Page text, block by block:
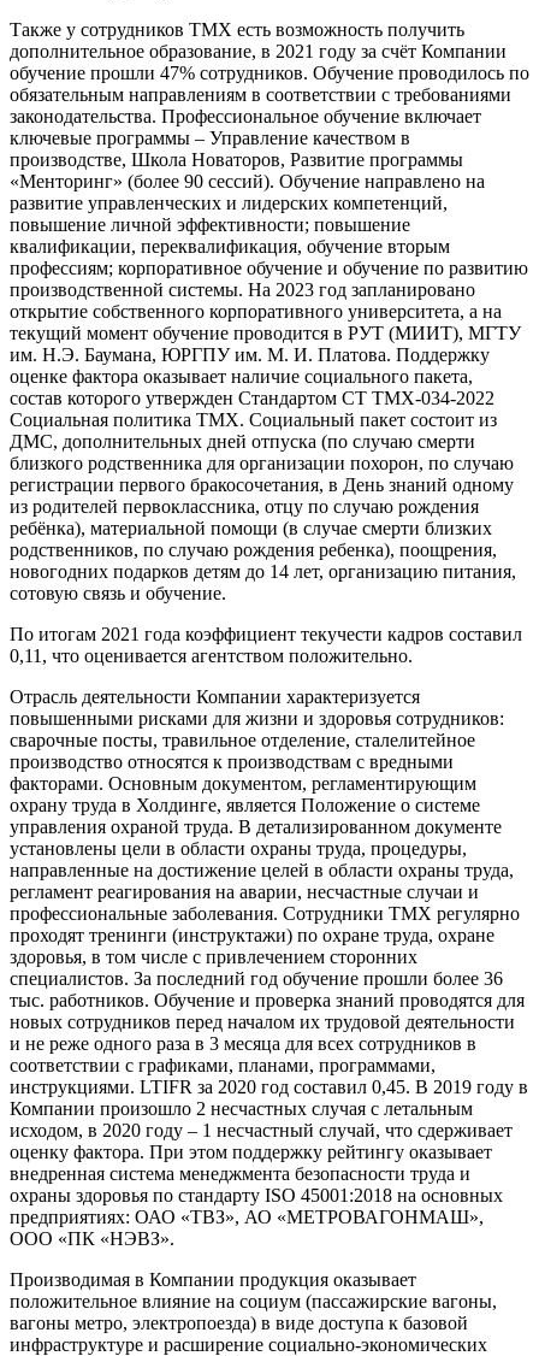
Также у сотрудников ТМХ есть возможность получить
дополнительное образование, в 2021 году за счёт Компании
обучение прошли 47% сотрудников. Обучение проводилось по
обязательным направлениям в соответствии с требованиями
законодательства. Профессиональное обучение включает
ключевые программы – Управление качеством в
производстве, Школа Новаторов, Развитие программы
«Менторинг» (более 90 сессий). Обучение направлено на
развитие управленческих и лидерских компетенций,
повышение личной эффективности; повышение
квалификации, переквалификация, обучение вторым
профессиям; корпоративное обучение и обучение по развитию
производственной системы. На 2023 год запланировано
открытие собственного корпоративного университета, а на
текущий момент обучение проводится в РУТ (МИИТ), МГТУ
им. Н.Э. Баумана, ЮРГПУ им. М. И. Платова. Поддержку
оценке фактора оказывает наличие социального пакета,
состав которого утвержден Стандартом СТ ТМХ-034-2022
Социальная политика ТМХ. Социальный пакет состоит из
ДМС, дополнительных дней отпуска (по случаю смерти
близкого родственника для организации похорон, по случаю
регистрации первого бракосочетания, в День знаний одному
из родителей первоклассника, отцу по случаю рождения
ребёнка), материальной помощи (в случае смерти близких
родственников, по случаю рождения ребенка), поощрения,
новогодних подарков детям до 14 лет, организацию питания,
сотовую связь и обучение.
По итогам 2021 года коэффициент текучести кадров составил
0,11, что оценивается агентством положительно.
Отрасль деятельности Компании характеризуется
повышенными рисками для жизни и здоровья сотрудников:
сварочные посты, травильное отделение, сталелитейное
производство относятся к производствам с вредными
факторами. Основным документом, регламентирующим
охрану труда в Холдинге, является Положение о системе
управления охраной труда. В детализированном документе
установлены цели в области охраны труда, процедуры,
направленные на достижение целей в области охраны труда,
регламент реагирования на аварии, несчастные случаи и
профессиональные заболевания. Сотрудники ТМХ регулярно
проходят тренинги (инструктажи) по охране труда, охране
здоровья, в том числе с привлечением сторонних
специалистов. За последний год обучение прошли более 36
тыс. работников. Обучение и проверка знаний проводятся для
новых сотрудников перед началом их трудовой деятельности
и не реже одного раза в 3 месяца для всех сотрудников в
соответствии с графиками, планами, программами,
инструкциями. LTIFR за 2020 год составил 0,45. В 2019 году в
Компании произошло 2 несчастных случая с летальным
исходом, в 2020 году – 1 несчастный случай, что сдерживает
оценку фактора. При этом поддержку рейтингу оказывает
внедренная система менеджмента безопасности труда и
охраны здоровья по стандарту ISO 45001:2018 на основных
предприятиях: ОАО «ТВЗ», АО «МЕТРОВАГОНМАШ»,
ООО «ПК «НЭВЗ».
Производимая в Компании продукция оказывает
положительное влияние на социум (пассажирские вагоны,
вагоны метро, электропоезда) в виде доступа к базовой
инфраструктуре и расширение социально-экономических